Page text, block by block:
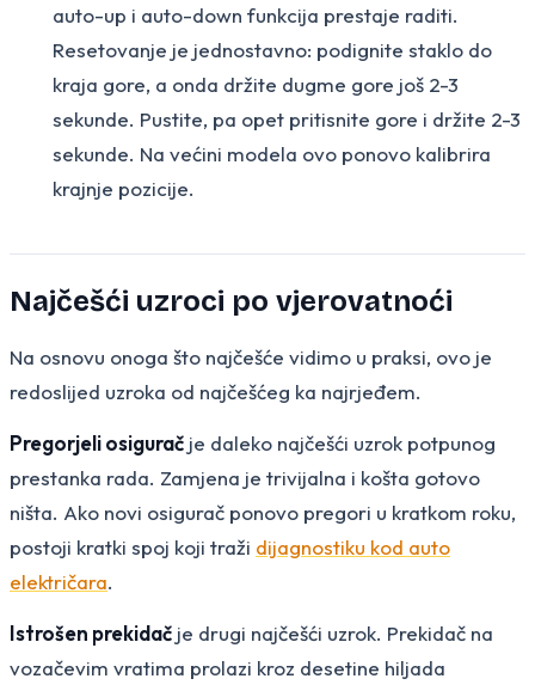
auto-up i auto-down funkcija prestaje raditi.
Resetovanje je jednostavno: podignite staklo do
kraja gore, a onda držite dugme gore još 2-3
sekunde. Pustite, pa opet pritisnite gore i držite 2-3
sekunde. Na većini modela ovo ponovo kalibrira
krajnje pozicije.
Najčešći uzroci po vjerovatnoći
Na osnovu onoga što najčešće vidimo u praksi, ovo je
redoslijed uzroka od najčešćeg ka najrjeđem.
Pregorjeli osigurač je daleko najčešći uzrok potpunog
prestanka rada. Zamjena je trivijalna i košta gotovo
ništa. Ako novi osigurač ponovo pregori u kratkom roku,
postoji kratki spoj koji traži dijagnostiku kod auto
električara.
Istrošen prekidač je drugi najčešći uzrok. Prekidač na
vozačevim vratima prolazi kroz desetine hiljada